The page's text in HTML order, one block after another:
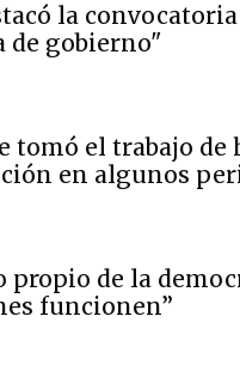
la
de gobierno"
tomó el trabajo
en algunos
propio de la
funcionen”